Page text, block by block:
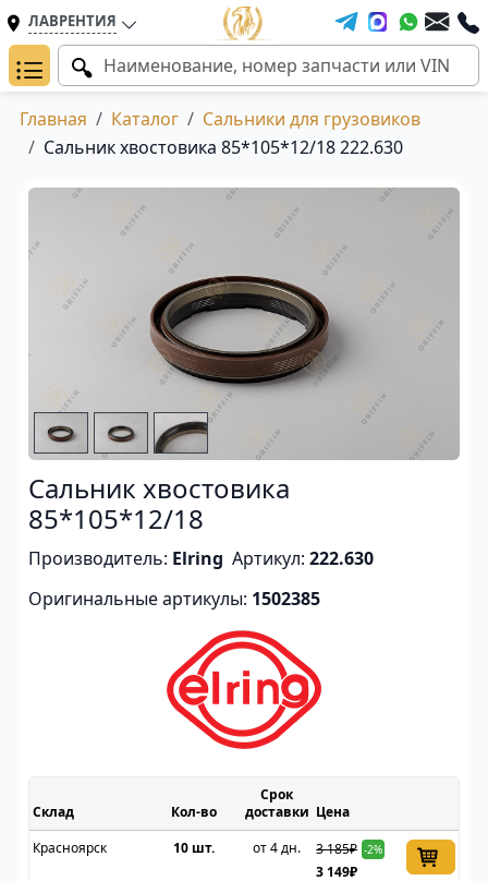
ЛАВРЕНТИЯ
Главная Каталог
Сальники для грузовиков
Сальник хвостовика 85*105*12/18 222.630
Сальник хвостовика
85*105*12/18
Производитель: Elring Артикул: 222.630
Оригинальные артикулы: 1502385
Склад
Срок
доставки Цена
Красноярск
10 шт. от 4 дн. 3 185₽ -2%
3 149₽